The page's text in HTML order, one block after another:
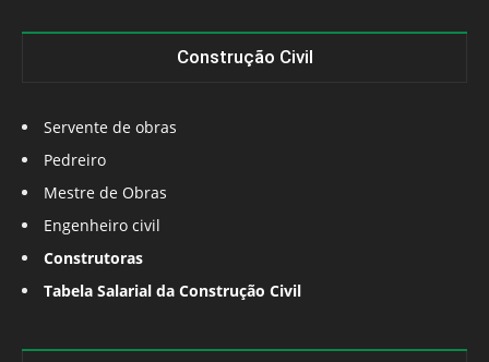
Construção Civil
Servente de obras
Pedreiro
Mestre de Obras
Engenheiro civil
Construtoras
Tabela Salarial da Construção Civil